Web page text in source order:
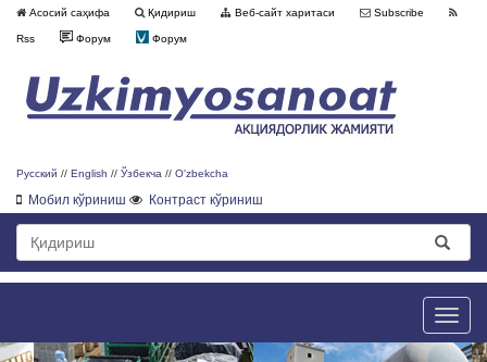
Асосий саҳифа Қидириш Веб-сайт харитаси Subscribe
Rss Форум Форум
Русский // English // Ўзбекча // O'zbekcha
Мобил кўриниш Контраст кўриниш
Toggle